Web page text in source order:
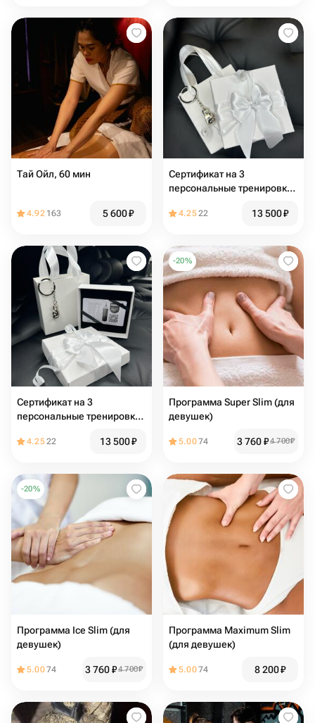
Тай Ойл, 60 мин
4.92 163 5 600₽
Сертификат на 3
персональные тренировки
4.2522 13 500₽
Сертификат на 3
персональные тренировки
тренер
4.2522 13 500₽
-20%
Программа Super Slim (для
девушек)
5.0074 3 760₽4 700₽
-20%
Программа Ice Slim (для
девушек)
5.0074 3 760₽4 700₽
Программа Maximum Slim
(для девушек)
5.0074 8 200₽